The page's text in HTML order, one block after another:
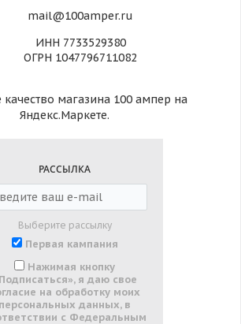
mail@100amper.ru
ИНН 7733529380
ОГРН 1047796711082
РАССЫЛКА
Выберите рассылку
Первая кампания
Нажимая кнопку
я даю свое
на обработку моих
персональных данных, в
с Федеральным